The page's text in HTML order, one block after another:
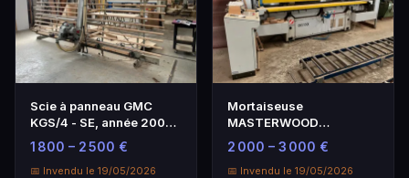
Scie à panneau GMC
KGS/4 - SE, année 2006.
Haut. 300 cm env.…
1 800 – 2 500 €
📅 Invendu le 19/05/2026
Mortaiseuse
MASTERWOOD
OMB1CN3K, Course 291
cm env, année 20…
2 000 – 3 000 €
📅 Invendu le 19/05/2026